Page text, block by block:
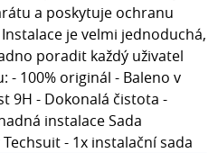
a poskytuje ochranu
je velmi jednoduchá,
poradit každý uživatel
100% originál - Baleno v
9H - Dokonalá čistota -
instalace Sada
- 1x instalační sada